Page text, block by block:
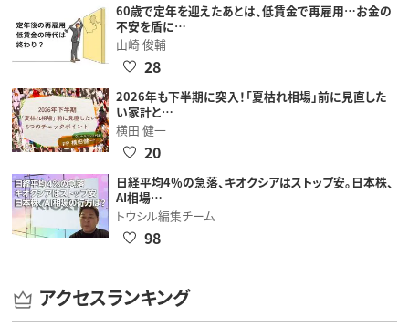
60歳で定年を迎えたあとは、低賃金で再雇用…お金の
不安を盾に…
山崎 俊輔
28
2026年も下半期に突入！「夏枯れ相場」前に見直した
い家計と…
横田 健一
20
日経平均4％の急落、キオクシアはストップ安。日本株、
AI相場…
トウシル編集チーム
98
アクセスランキング